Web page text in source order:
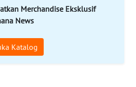
Merchandise Eksklusif
News
Katalog